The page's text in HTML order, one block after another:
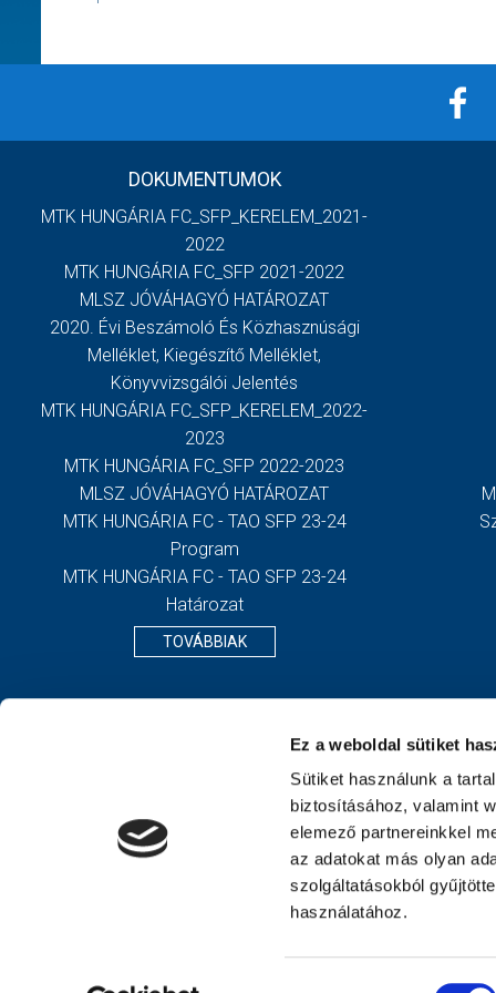
Ez a weboldal sütiket
Sütiket használunk a
biztosításához, valamint
elemező partnereinkkel
az adatokat más olyan
szolgáltatásokból
használatához.
DOKUMENTUMOK
MTK HUNGÁRIA FC_SFP_KERELEM_2021-
2022
MTK HUNGÁRIA FC_SFP 2021-2022
MLSZ JÓVÁHAGYÓ HATÁROZAT
2020. Évi Beszámoló És Közhasznúsági
Melléklet, Kiegészítő Melléklet,
Könyvvizsgálói Jelentés
MTK HUNGÁRIA FC_SFP_KERELEM_2022-
2023
MTK HUNGÁRIA FC_SFP 2022-2023
MLSZ JÓVÁHAGYÓ HATÁROZAT
MTK HUNGÁRIA FC - TAO SFP 23-24
Program
MTK HUNGÁRIA FC - TAO SFP 23-24
Határozat
TOVÁBBIAK